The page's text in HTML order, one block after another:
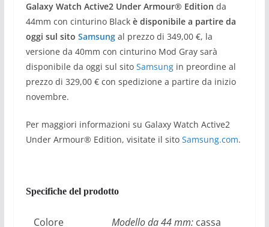
Galaxy Watch Active2 Under Armour® Edition da
44mm con cinturino Black è disponibile a partire da
oggi sul sito Samsungal prezzo di 349,00 €, la
versione da 40mm con cinturino Mod Gray sarà
disponibile da oggi sul sito Samsungin preordine al
prezzo di 329,00 € con spedizione a partire da inizio
novembre.
Per maggiori informazioni su Galaxy Watch Active2
Under Armour® Edition, visitate il sito Samsung.com.
Specifiche del prodotto
Colore Modello da 44 mm:cassa